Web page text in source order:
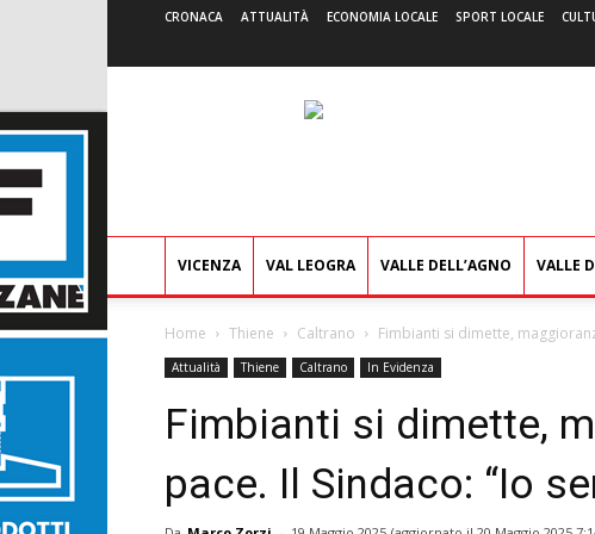
CRONACA ATTUALITÀ ECONOMIA LOCALE SPORT LOCALE
VICENZA VAL LEOGRA VALLE DELL’AGNO VALLE
Home Thiene Caltrano Fimbianti si dimette,
Attualità Thiene Caltrano In Evidenza
Fimbianti si dimette,
pace. Il Sindaco: “Io